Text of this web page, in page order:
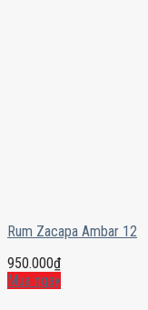
Rum Zacapa Ambar 12
950.000₫
Mua ngay